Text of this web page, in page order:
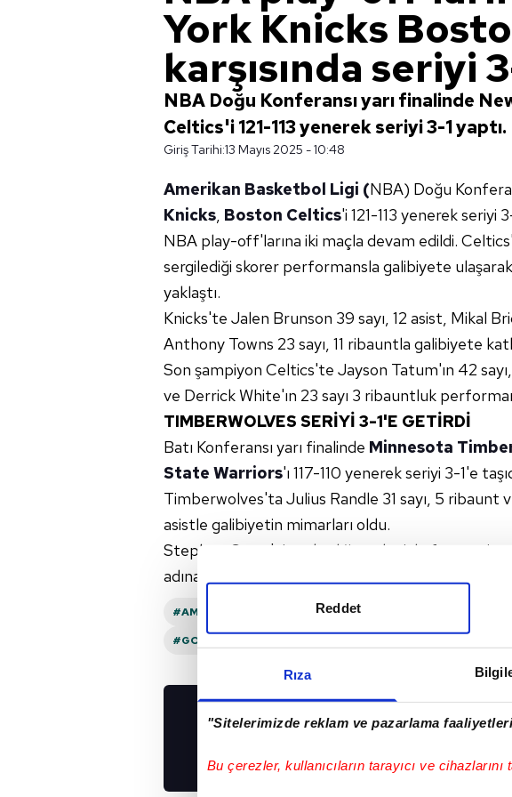
Rıza
"Sitelerimizde reklam ve pazarlama
Bu çerezler, kullanıcıların tarayıcı ve cihazlarını
Reddet
York Knicks
karşısında seriyi
NBA Doğu Konferansı yarı finalinde
Celtics'i 121-113 yenerek seriyi 3-1 yaptı.
Giriş Tarihi:13 Mayıs 2025 - 10:48
Amerikan Basketbol Ligi (NBA) Doğu
Knicks, Boston Celtics'i 121-113 yenerek seriyi
NBA play-off'larına iki maçla devam edildi.
sergilediği skorer performansla galibiyete
yaklaştı.
Knicks'te Jalen Brunson 39 sayı, 12 asist, Mikal
Anthony Towns 23 sayı, 11 ribauntla galibiyete
Son şampiyon Celtics'te Jayson Tatum'ın 42
ve Derrick White'ın 23 sayı 3 ribauntluk
TIMBERWOLVES SERİYİ 3-1'E GETİRDİ
Batı Konferansı yarı finalinde Minnesota
State Warriors'ı 117-110 yenerek seriyi 3-1'e
Timberwolves'ta Julius Randle 31 sayı, 5 ribaunt
asistle galibiyetin mimarları oldu.
Stephen Curry'nin sakatlığı nedeniyle forma
adına Jonathan Kuminga 23, Jimmy Butler ve
#AMERIKAN BASKETBOL LIGI (
#GOLDEN STATE WARRIORS
UYGULAMALARIMIZI